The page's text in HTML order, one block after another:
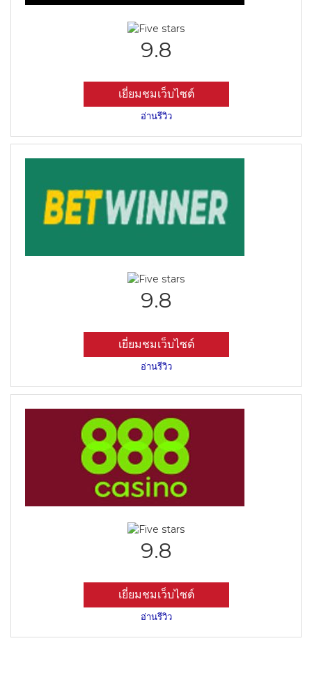
9.8
เยี่ยมชมเว็บไซต์
อ่านรีวิว
9.8
เยี่ยมชมเว็บไซต์
อ่านรีวิว
9.8
เยี่ยมชมเว็บไซต์
อ่านรีวิว